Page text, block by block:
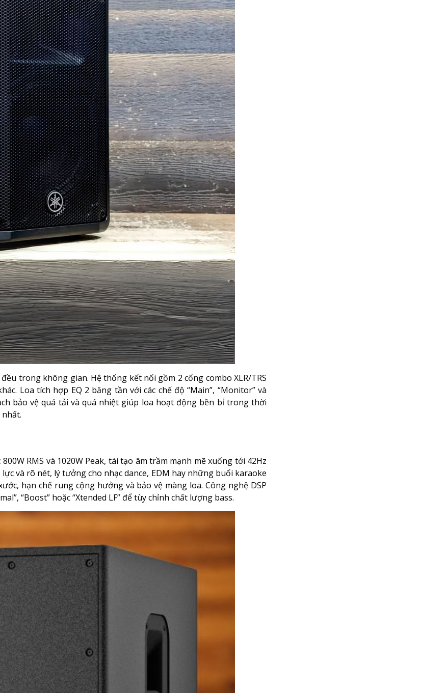
trong không gian. Hệ thống kết nối gồm 2 cổng combo XLR/TRS
Loa tích hợp EQ 2 băng tần với các chế độ “Main”, “Monitor” và
bảo vệ quá tải và quá nhiệt giúp loa hoạt động bền bỉ trong thời
RMS và 1020W Peak, tái tạo âm trầm mạnh mẽ xuống tới 42Hz
và rõ nét, lý tưởng cho nhạc dance, EDM hay những buổi karaoke
hạn chế rung cộng hưởng và bảo vệ màng loa. Công nghệ DSP
“Boost” hoặc “Xtended LF” để tùy chỉnh chất lượng bass.